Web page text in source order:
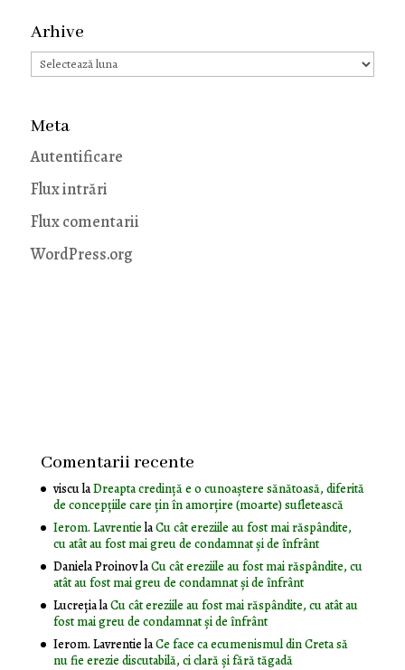
Arhive
Arhive
Meta
Autentificare
Flux intrări
Flux comentarii
WordPress.org
Comentarii recente
visculaDreapta credință e o cunoaștere sănătoasă, diferită
de concepțiile care țin în amorțire (moarte) sufletească
Ierom. LavrentielaCu cât ereziile au fost mai răspândite,
cu atât au fost mai greu de condamnat și de înfrânt
Daniela ProinovlaCu cât ereziile au fost mai răspândite, cu
atât au fost mai greu de condamnat și de înfrânt
LucrețialaCu cât ereziile au fost mai răspândite, cu atât au
fost mai greu de condamnat și de înfrânt
Ierom. LavrentielaCe face ca ecumenismul din Creta să
nu fie erezie discutabilă, ci clară și fără tăgadă